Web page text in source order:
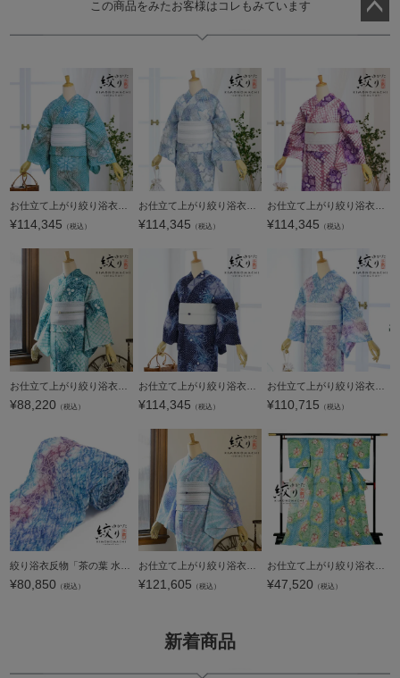
この商品をみたお客様はコレもみています
¥114,345 （税込） ¥114,345 （税込） ¥114,345 （税込）
¥88,220 （税込） ¥114,345 （税込） ¥110,715 （税込）
¥80,850 （税込） ¥121,605 （税込） ¥47,520 （税込）
新着商品
ペー
ップ
へ